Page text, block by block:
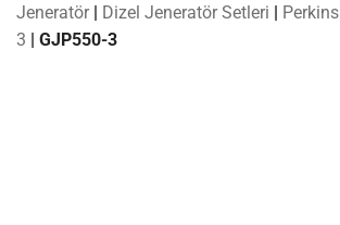
Jeneratör | Dizel Jeneratör Setleri | Perkins
3 | GJP550-3